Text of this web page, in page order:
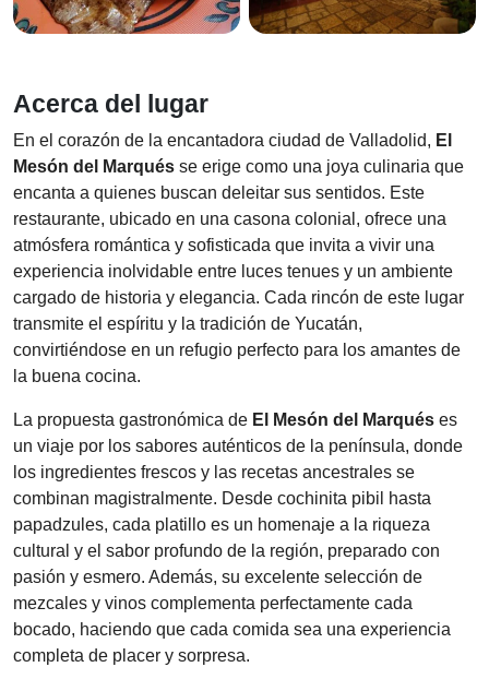
Acerca del lugar
En el corazón de la encantadora ciudad de Valladolid, El
Mesón del Marqués se erige como una joya culinaria que
encanta a quienes buscan deleitar sus sentidos. Este
restaurante, ubicado en una casona colonial, ofrece una
atmósfera romántica y sofisticada que invita a vivir una
experiencia inolvidable entre luces tenues y un ambiente
cargado de historia y elegancia. Cada rincón de este lugar
transmite el espíritu y la tradición de Yucatán,
convirtiéndose en un refugio perfecto para los amantes de
la buena cocina.
La propuesta gastronómica de El Mesón del Marqués es
un viaje por los sabores auténticos de la península, donde
los ingredientes frescos y las recetas ancestrales se
combinan magistralmente. Desde cochinita pibil hasta
papadzules, cada platillo es un homenaje a la riqueza
cultural y el sabor profundo de la región, preparado con
pasión y esmero. Además, su excelente selección de
mezcales y vinos complementa perfectamente cada
bocado, haciendo que cada comida sea una experiencia
completa de placer y sorpresa.